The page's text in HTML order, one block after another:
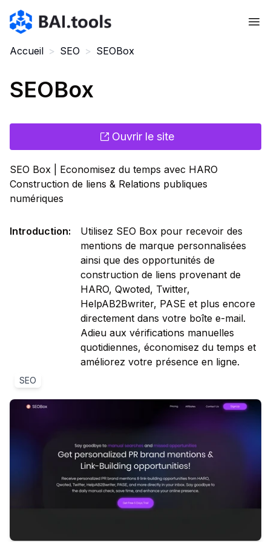
Bai.tools
Accueil > SEO > SEOBox
SEOBox
Ouvrir le site
SEO Box | Economisez du temps avec HARO
Construction de liens & Relations publiques
numériques
Introduction:
Utilisez SEO Box pour recevoir des
mentions de marque personnalisées
ainsi que des opportunités de
construction de liens provenant de
HARO, Qwoted, Twitter,
HelpAB2Bwriter, PASE et plus encore
directement dans votre boîte e-mail.
Adieu aux vérifications manuelles
quotidiennes, économisez du temps et
améliorez votre présence en ligne.
SEO